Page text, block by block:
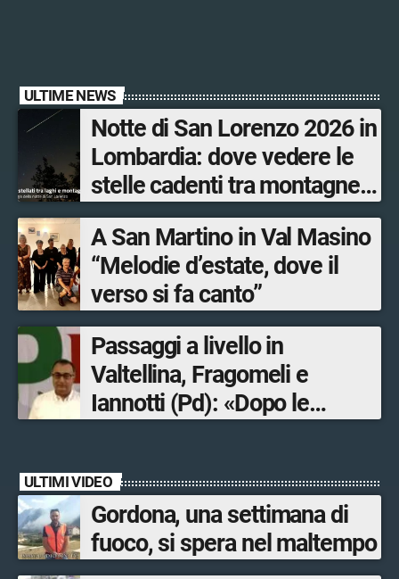
ULTIME NEWS
Notte di San Lorenzo 2026 in
Lombardia: dove vedere le
stelle cadenti tra montagne,
osservatori e borghi
A San Martino in Val Masino
“Melodie d’estate, dove il
verso si fa canto”
Passaggi a livello in
Valtellina, Fragomeli e
Iannotti (Pd): «Dopo le
ultimato entro il 2026»
ULTIMI VIDEO
Gordona, una settimana di
fuoco, si spera nel maltempo